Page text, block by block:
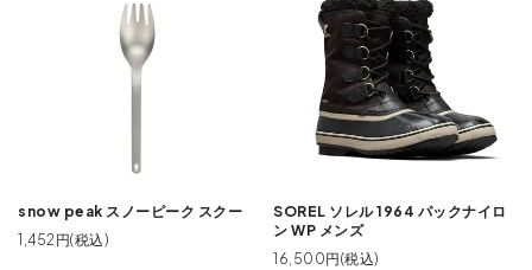
snow peak スノーピーク スクー
1,452円(税込)
SOREL ソレル 1964 パックナイロ
ン WP メンズ
16,500円(税込)